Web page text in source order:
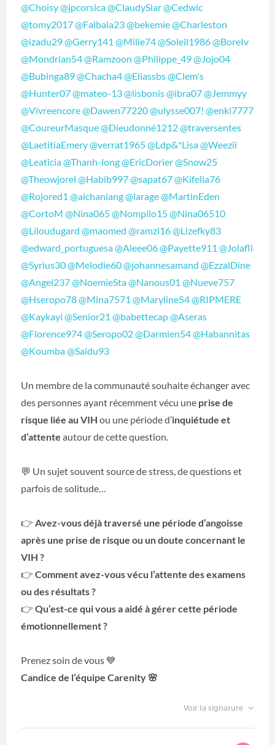
@Choisy@jpcorsica@ClaudySiar@Cedwic
@tomy2017@Falbala23@bekemie@Charleston
@izadu29@Gerry141 @Milie74@Soleil1986@BoreIv
@Mondrian54@Ramzoon @Philippe_49@Jojo04
@Bubinga89@Chacha4@Eliassbs@Clem's
@Hunter07@mateo-13@lisbonis@ibra07@Jemmyy
@Vivreencore@Dawen77220@ulysse007! @enki7777
@CoureurMasque@Dieudonné1212@traversentes
@LaetitiaEmery@verrat1965@Ldp&*Lisa@Weezii
@Leaticia@Thanh-long@EricDorier@Snow25
@Theowjorel @Habib997@sapat67@Kifelia76
@Rojored1 @aichaniang@larage@MartinEden
@CortoM @Nina065@Nompilo15@Nina06510
@Liloudugard @maomed @ramzi16@Lizefky83
@edward_portuguesa@Aleee06@Payette911 @Jolafli
@Syrius30@Melodie60@johannesamand @EzzalDine
@Angel237@NoemieSta@Nanous01 @Nueve757
@Hseropo78@Mina7571 @Maryline54@RIPMERE
@Kaykayi @Senior21 @babettecap@Aseras
@Florence974@Seropo02@Darmien54@Habannitas
@Koumba@Saidu93
Un membre de la communauté souhaite échanger avec
des personnes ayant récemment vécu une prise de
risque liée au VIH ou une période d’inquiétude et
d’attente autour de cette question.
💬 Un sujet souvent source de stress, de questions et
parfois de solitude…
👉 Avez-vous déjà traversé une période d’angoisse
après une prise de risque ou un doute concernant le
VIH ?
👉 Comment avez-vous vécu l’attente des examens
ou des résultats ?
👉 Qu’est-ce qui vous a aidé à gérer cette période
émotionnellement ?
Prenez soin de vous 💙
Candice de l’équipe Carenity 🌸
Voir la signature